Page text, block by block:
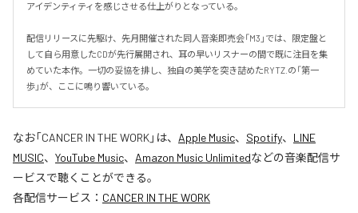
アイデンティティを感じさせる仕上がりとなっている。
配信リリースに先駆け、先月開催された同人音楽即売会「M3」では、限定盤と
して自ら用意したCDが先行展開され、耳の早いリスナーの間で既に注目を集
めていた本作。一切の妥協を排し、独自の美学を突き詰めたRYTZ.の「第一
歩」が、ここに鳴り響いている。
なお「CANCER IN THE WORK」は、 Apple Music、 Spotify、 LINE
MUSIC、 YouTube Music、 Amazon Music Unlimitedなどの音楽配信サ
ービスで聴くことができる。
各配信サービス： CANCER IN THE WORK